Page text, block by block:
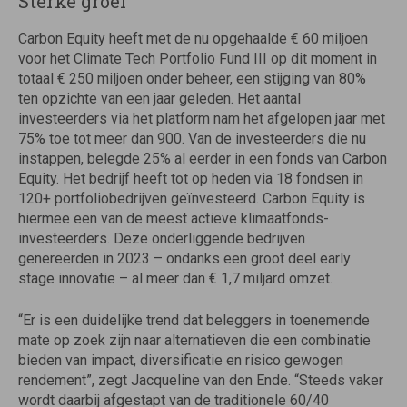
Carbon Equity heeft met de nu opgehaalde € 60 miljoen
voor het Climate Tech Portfolio Fund III op dit moment in
totaal € 250 miljoen onder beheer, een stijging van 80%
ten opzichte van een jaar geleden. Het aantal
investeerders via het platform nam het afgelopen jaar met
75% toe tot meer dan 900. Van de investeerders die nu
instappen, belegde 25% al eerder in een fonds van Carbon
Equity. Het bedrijf heeft tot op heden via 18 fondsen in
120+ portfoliobedrijven geïnvesteerd. Carbon Equity is
hiermee een van de meest actieve klimaatfonds-
investeerders. Deze onderliggende bedrijven
genereerden in 2023 – ondanks een groot deel early
stage innovatie – al meer dan € 1,7 miljard omzet.
“Er is een duidelijke trend dat beleggers in toenemende
mate op zoek zijn naar alternatieven die een combinatie
bieden van impact, diversificatie en risico gewogen
rendement”, zegt Jacqueline van den Ende. “Steeds vaker
wordt daarbij afgestapt van de traditionele 60/40